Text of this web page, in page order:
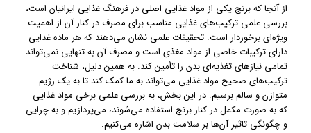
از آنجا که برنج یکی از مواد غذایی اصلی در فرهنگ غذایی ایرانیان است،
بررسی علمی ترکیب‌های غذایی مناسب برای مصرف در کنار آن از اهمیت
ویژه‌ای برخوردار است. تحقیقات علمی نشان می‌دهند که هر ماده غذایی
دارای ترکیبات خاصی از مواد مغذی است و مصرف آن به تنهایی نمی‌تواند
تمامی نیازهای تغذیه‌ای بدن را تأمین کند. به همین دلیل، شناخت
ترکیب‌های صحیح مواد غذایی می‌تواند به ما کمک کند تا به یک رژیم
متوازن و سالم برسیم. در این بخش، به بررسی علمی برخی مواد غذایی
که به صورت مکمل در کنار برنج استفاده می‌شوند، می‌پردازیم و به چرایی
و چگونگی تاثیر آن‌ها بر سلامت بدن اشاره می‌کنیم.